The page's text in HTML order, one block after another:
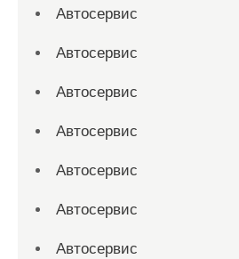
Автосервис
Автосервис
Автосервис
Автосервис
Автосервис
Автосервис
Автосервис